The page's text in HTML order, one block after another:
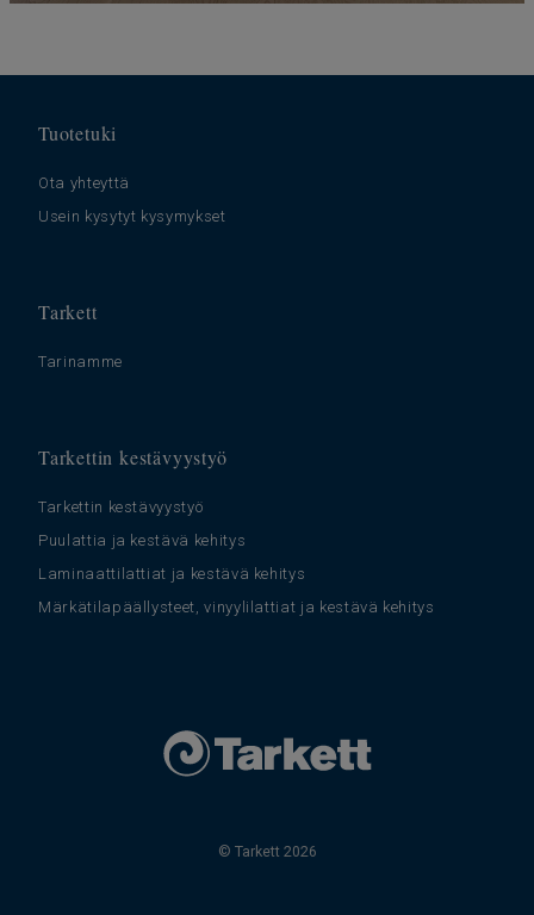
Tuotetuki
Ota yhteyttä
Usein kysytyt kysymykset
Tarkett
Tarinamme
Tarkettin kestävyystyö
Tarkettin kestävyystyö
Puulattia ja kestävä kehitys
Laminaattilattiat ja kestävä kehitys
Märkätilapäällysteet, vinyylilattiat ja kestävä kehitys
© Tarkett 2026